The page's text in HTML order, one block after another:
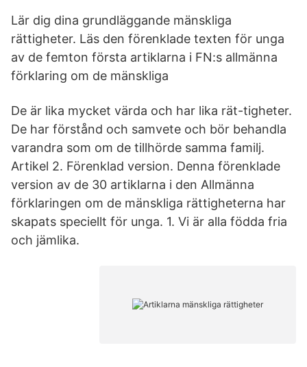
Lär dig dina grundläggande mänskliga
rättigheter. Läs den förenklade texten för unga
av de femton första artiklarna i FN:s allmänna
förklaring om de mänskliga
De är lika mycket värda och har lika rät-tigheter.
De har förstånd och samvete och bör behandla
varandra som om de tillhörde samma familj.
Artikel 2. Förenklad version. Denna förenklade
version av de 30 artiklarna i den Allmänna
förklaringen om de mänskliga rättigheterna har
skapats speciellt för unga. 1. Vi är alla födda fria
och jämlika.